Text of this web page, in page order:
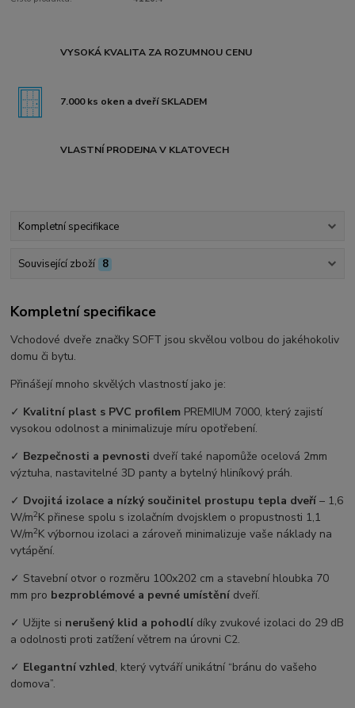
VYSOKÁ KVALITA ZA ROZUMNOU CENU
7.000 ks oken a dveří SKLADEM
VLASTNÍ PRODEJNA V KLATOVECH
Kompletní specifikace
Související zboží 8
Kompletní specifikace
Vchodové dveře značky SOFT jsou skvělou volbou do jakéhokoliv
domu či bytu.
Přinášejí mnoho skvělých vlastností jako je:
✓ Kvalitní plast s PVC profilem PREMIUM 7000, který zajistí
vysokou odolnost a minimalizuje míru opotřebení.
✓ Bezpečnosti a pevnosti dveří také napomůže ocelová 2mm
výztuha, nastavitelné 3D panty a bytelný hliníkový práh.
✓ Dvojitá izolace a nízký součinitel prostupu tepla dveří –⁠ 1,6
W/m2K přinese spolu s izolačním dvojsklem o propustnosti 1,1
W/m2K výbornou izolaci a zároveň minimalizuje vaše náklady na
vytápění.
✓ Stavební otvor o rozměru 100x202 cm a stavební hloubka 70
mm pro bezproblémové a pevné umístění dveří.
✓ Užijte si nerušený klid a pohodlí díky zvukové izolaci do 29 dB
a odolnosti proti zatížení větrem na úrovni C2.
✓ Elegantní vzhled, který vytváří unikátní “bránu do vašeho
domova”.